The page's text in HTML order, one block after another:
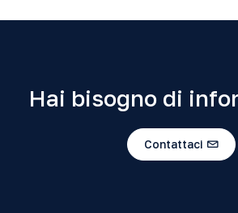
Hai bisogno di
Contattaci